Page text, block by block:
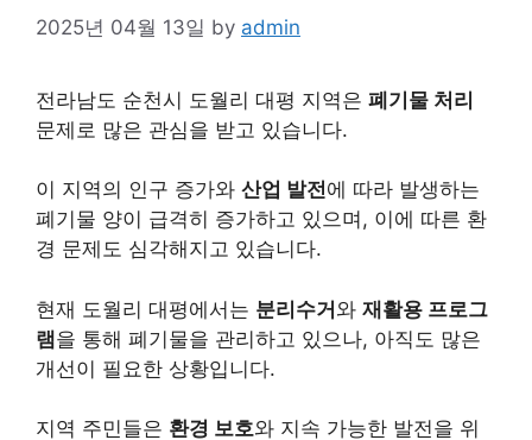
2025년 04월 13일 by admin
전라남도 순천시 도월리 대평 지역은 폐기물 처리
문제로 많은 관심을 받고 있습니다.
이 지역의 인구 증가와 산업 발전에 따라 발생하는
폐기물 양이 급격히 증가하고 있으며, 이에 따른 환
경 문제도 심각해지고 있습니다.
현재 도월리 대평에서는 분리수거와 재활용 프로그
램을 통해 폐기물을 관리하고 있으나, 아직도 많은
개선이 필요한 상황입니다.
지역 주민들은 환경 보호와 지속 가능한 발전을 위